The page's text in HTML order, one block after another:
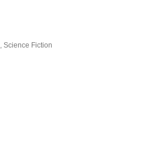
,Science Fiction